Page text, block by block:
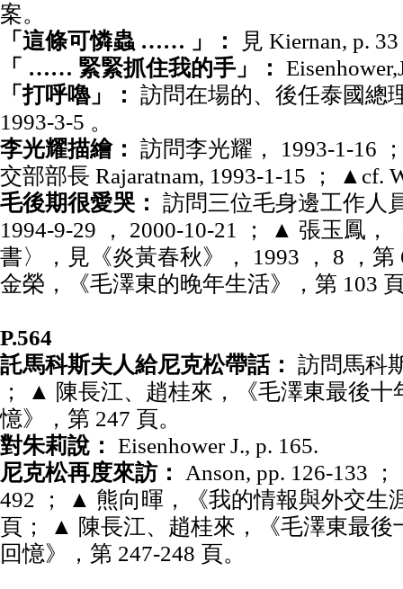
案。
「這條可憐蟲 …… 」：
見 Kiernan, p.
「 …… 緊緊抓住我的手」：
「打呼嚕」： 訪問在場的、後任泰國總
1993-3-5 。
李光耀描繪： 訪問李光耀， 1993-1-16
交部部長 Rajaratnam, 1993-1-15 ； ▲cf.
毛後期很愛哭： 訪問三位毛身邊工作人
1994-9-29 ， 2000-10-21 ； ▲ 張玉鳳，
書〉，見《炎黃春秋》， 1993 ， 8 ，
金榮，《毛澤東的晚年生活》，第 103
P.564
託馬科斯夫人給尼克松帶話： 訪問馬科
； ▲ 陳長江、趙桂來，《毛澤東最後
憶》，第 247 頁。
對朱莉說： Eisenhower J., p. 165.
尼克松再度來訪： Anson, pp. 126-133
492 ； ▲ 熊向暉，《我的情報與外交生
頁； ▲ 陳長江、趙桂來，《毛澤東最
回憶》，第 247-248 頁。